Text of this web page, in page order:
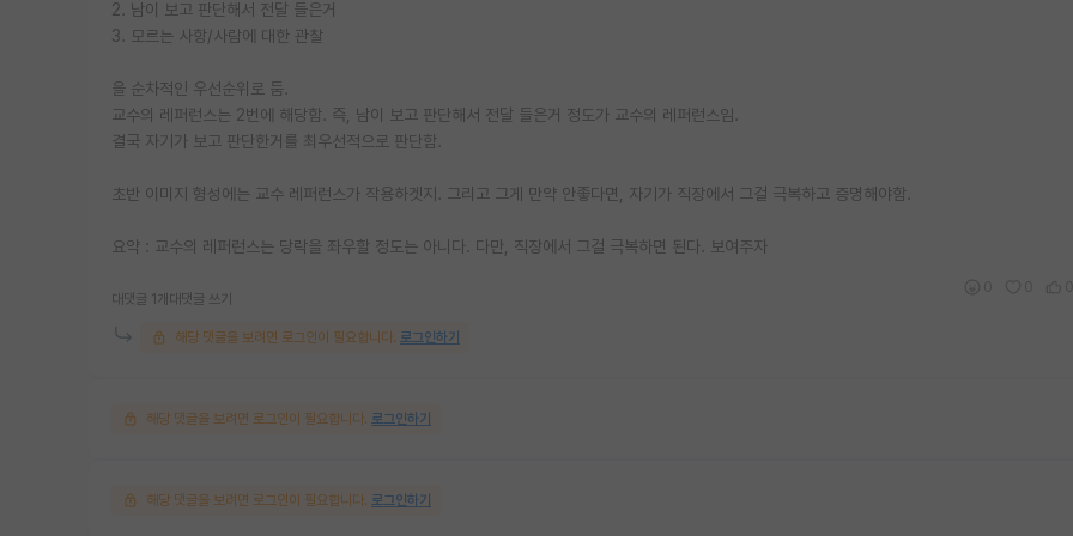
2. 남이 보고 판단해서 전달 들은거
3. 모르는 사항/사람에 대한 관찰
을 순차적인 우선순위로 둠.
교수의 레퍼런스는 2번에 해당함. 즉, 남이 보고 판단해서 전달 들은거 정도가 교수의 레퍼런스임.
결국 자기가 보고 판단한거를 최우선적으로 판단함.
초반 이미지 형성에는 교수 레퍼런스가 작용하겟지. 그리고 그게 만약 안좋다면, 자기가 직장에서 그걸 극복하고 증명해야함.
요약 : 교수의 레퍼런스는 당락을 좌우할 정도는 아니다. 다만, 직장에서 그걸 극복하면 된다. 보여주자
대댓글 1개 대댓글 쓰기
해당 댓글을 보려면 로그인이 필요합니다. 로그인하기
해당 댓글을 보려면 로그인이 필요합니다. 로그인하기
해당 댓글을 보려면 로그인이 필요합니다. 로그인하기